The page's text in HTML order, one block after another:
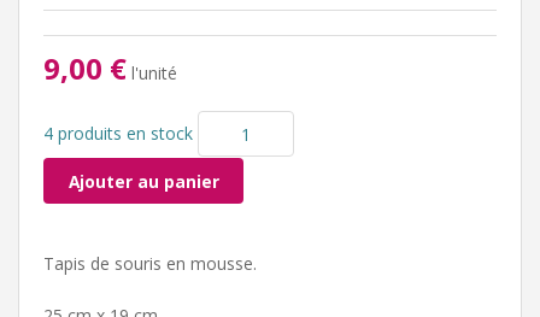
9,00 € l'unité
4 produits en stock
Ajouter au panier
Tapis de souris en mousse.